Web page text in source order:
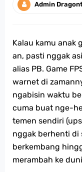
Admin
Kalau kamu anak
an, pasti nggak
alias PB. Game
warnet di
ngabisin waktu
cuma buat nge-
temen sendiri
nggak berhenti di
berkembang
merambah ke